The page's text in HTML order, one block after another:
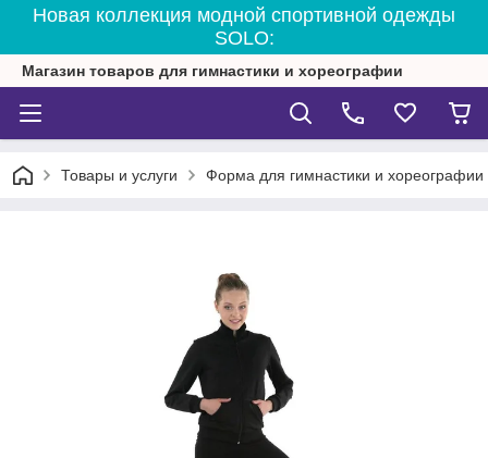
Новая коллекция модной спортивной одежды
SOLO:
Магазин товаров для гимнастики и хореографии
Товары и услуги Форма для гимнастики и хореографии